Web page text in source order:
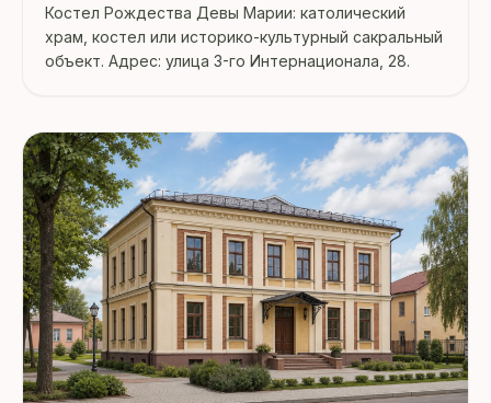
Костел Рождества Девы Марии: католический
храм, костел или историко-культурный сакральный
объект. Адрес: улица 3-го Интернационала, 28.